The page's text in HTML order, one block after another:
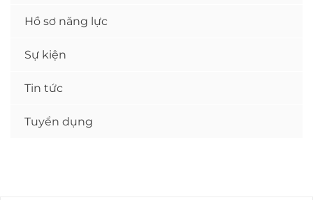
Hồ sơ năng lực
Sự kiện
Tin tức
Tuyển dụng